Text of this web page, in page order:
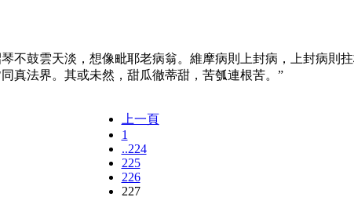
鼓雲天淡，想像毗耶老病翁。維摩病則上封病，上封病則
真法界。其或未然，甜瓜徹蒂甜，苦瓠連根苦。”
上一頁
1
..224
225
226
227